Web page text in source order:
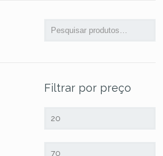
Filtrar por preço